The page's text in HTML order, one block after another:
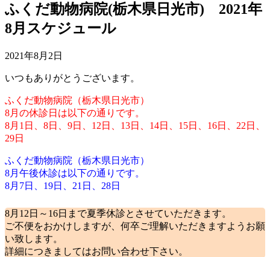
ふくだ動物病院(栃木県日光市) 2021年
8月スケジュール
2021年8月2日
いつもありがとうございます。
ふくだ動物病院（栃木県日光市）
8月の休診日は以下の通りです。
8月1日、8日、9日、12日、13日、14日、15日、16日、22日、
29日
ふくだ動物病院（栃木県日光市）
8月午後休診は以下の通りです。
8月7日、19日、21日、28日
8月12日～16日まで夏季休診とさせていただきます。
ご不便をおかけしますが、何卒ご理解いただきますようお願
い致します。
詳細につきましてはお問い合わせ下さい。